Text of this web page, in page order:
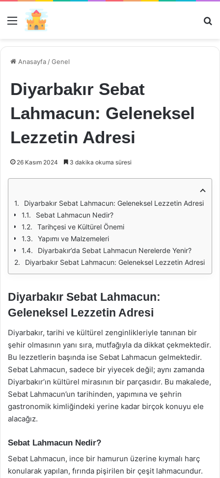
Menü
Anasayfa /Genel
Diyarbakır Sebat
Lahmacun: Geleneksel
Lezzetin Adresi
26 Kasım 2024 3 dakika okuma süresi
Diyarbakır Sebat Lahmacun: Geleneksel Lezzetin Adresi
Sebat Lahmacun Nedir?
Tarihçesi ve Kültürel Önemi
Yapımı ve Malzemeleri
Diyarbakır’da Sebat Lahmacun Nerelerde Yenir?
Diyarbakır Sebat Lahmacun: Geleneksel Lezzetin Adresi
Diyarbakır Sebat Lahmacun:
Geleneksel Lezzetin Adresi
Diyarbakır, tarihi ve kültürel zenginlikleriyle tanınan bir
şehir olmasının yanı sıra, mutfağıyla da dikkat çekmektedir.
Bu lezzetlerin başında ise Sebat Lahmacun gelmektedir.
Sebat Lahmacun, sadece bir yiyecek değil; aynı zamanda
Diyarbakır’ın kültürel mirasının bir parçasıdır. Bu makalede,
Sebat Lahmacun’un tarihinden, yapımına ve şehrin
gastronomik kimliğindeki yerine kadar birçok konuyu ele
alacağız.
Sebat Lahmacun Nedir?
Sebat Lahmacun, ince bir hamurun üzerine kıymalı harç
konularak yapılan, fırında pişirilen bir çeşit lahmacundur.